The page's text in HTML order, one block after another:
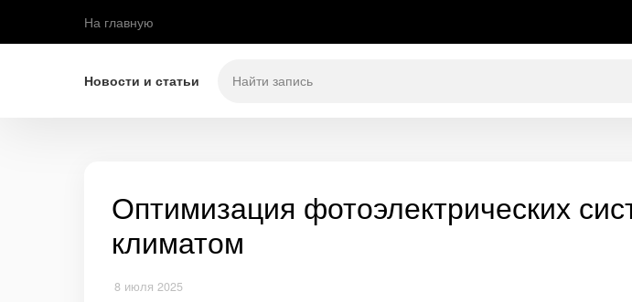
На главную
Новости и статьи
Оптимизация фотоэлектрических
климатом
8 июля 2025